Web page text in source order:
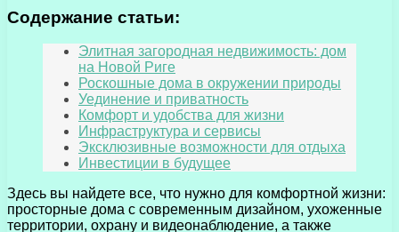
Содержание статьи:
Элитная загородная недвижимость: дом
на Новой Риге
Роскошные дома в окружении природы
Уединение и приватность
Комфорт и удобства для жизни
Инфраструктура и сервисы
Эксклюзивные возможности для отдыха
Инвестиции в будущее
Здесь вы найдете все, что нужно для комфортной жизни:
просторные дома с современным дизайном, ухоженные
территории, охрану и видеонаблюдение, а также